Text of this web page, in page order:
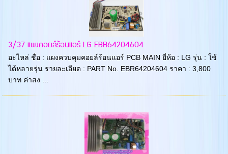
3/37 แผงคอยล์ร้อนแอร์ LG EBR64204604
อะไหล่ ชื่อ : แผงควบคุมคอยล์ร้อนแอร์ PCB MAIN ยี่ห้อ : LG รุ่น : ใช้
ได้หลายรุ่น รายละเอียด : PART No. EBR64204604 ราคา : 3,800
บาท ค่าสง ...